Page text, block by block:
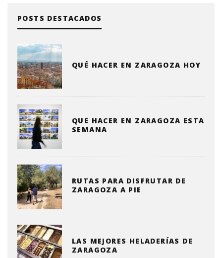
POSTS DESTACADOS
QUÉ HACER EN ZARAGOZA HOY
QUE HACER EN ZARAGOZA ESTA
SEMANA
RUTAS PARA DISFRUTAR DE
ZARAGOZA A PIE
LAS MEJORES HELADERÍAS DE
ZARAGOZA